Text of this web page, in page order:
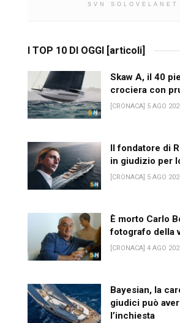
SVN SOLOVELANET
I TOP 10 DI OGGI [articoli]
Skaw A, il 40
crociera con
[CRONACA] 5 AGO
Il fondatore di
in giudizio per
[CRONACA] 5 AGO
È morto Carlo
fotografo della
[CRONACA] 4 AGO
Bayesian, la
giudici può
l’inchiesta